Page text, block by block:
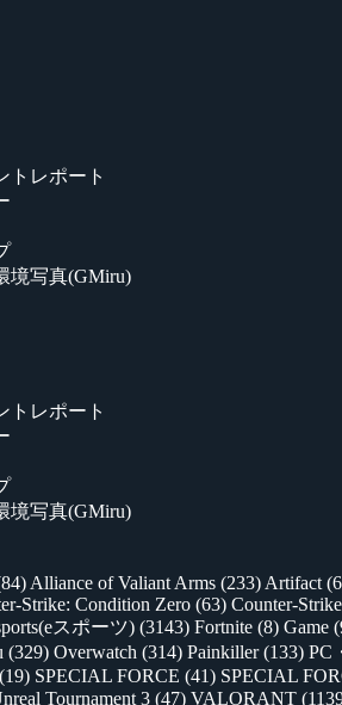
トレポート
境写真(GMiru)
トレポート
境写真(GMiru)
Alliance of Valiant Arms (233) Artifact
Strike: Condition Zero (63) Counter-
スポーツ) (3143) Fortnite (8) Game
(329) Overwatch (314) Painkiller(133) PC
(19) SPECIAL FORCE (41) SPECIAL
Tournament 3 (47) VALORANT